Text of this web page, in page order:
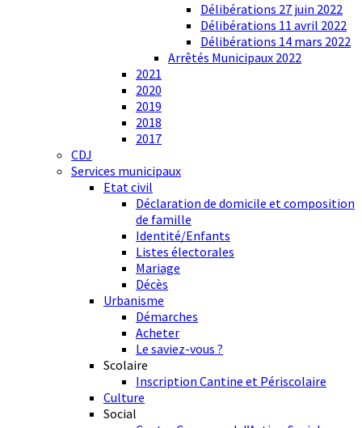
Délibérations 27 juin 2022
Délibérations 11 avril 2022
Délibérations 14 mars 2022
Arrêtés Municipaux 2022
2021
2020
2019
2018
2017
CDJ
Services municipaux
Etat civil
Déclaration de domicile et composition
de famille
Identité/Enfants
Listes électorales
Mariage
Décès
Urbanisme
Démarches
Acheter
Le saviez-vous ?
Scolaire
Inscription Cantine et Périscolaire
Culture
Social